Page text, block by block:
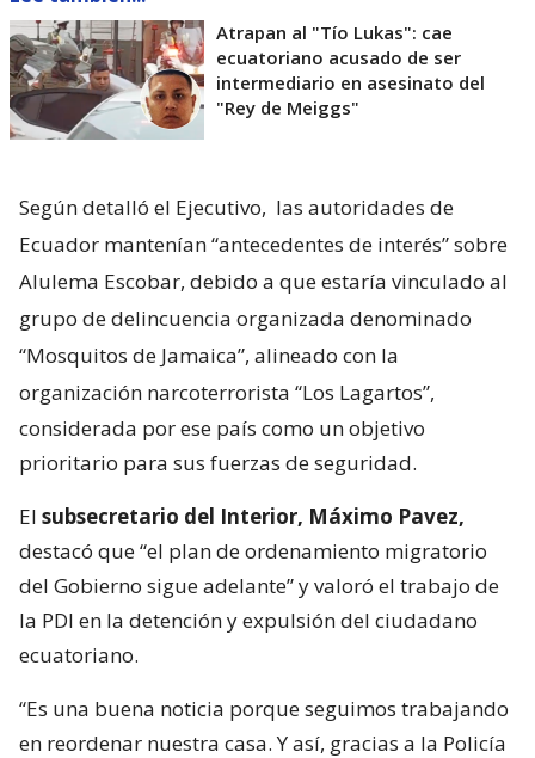
Atrapan al "Tío Lukas": cae
ecuatoriano acusado de ser
intermediario en asesinato del
"Rey de Meiggs"
Según detalló el Ejecutivo, las autoridades de
Ecuador mantenían “antecedentes de interés” sobre
Alulema Escobar, debido a que estaría vinculado al
grupo de delincuencia organizada denominado
“Mosquitos de Jamaica”, alineado con la
organización narcoterrorista “Los Lagartos”,
considerada por ese país como un objetivo
prioritario para sus fuerzas de seguridad.
El subsecretario del Interior, Máximo Pavez,
destacó que “el plan de ordenamiento migratorio
del Gobierno sigue adelante” y valoró el trabajo de
la PDI en la detención y expulsión del ciudadano
ecuatoriano.
“Es una buena noticia porque seguimos trabajando
en reordenar nuestra casa. Y así, gracias a la Policía